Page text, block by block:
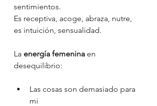
sentimientos.
Es receptiva, acoge, abraza, nutre,
es intuición, sensualidad.
La energía femenina en
desequilibrio:
Las cosas son demasiado para
mi